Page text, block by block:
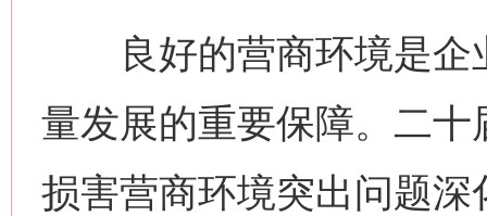
良好的营商环境是企
量发展的重要保障。二
损害营商环境突出问题